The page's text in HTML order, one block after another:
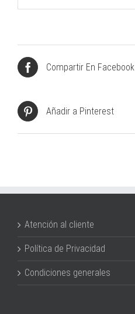
Compartir En Facebook
Añadir a Pinterest
Atención al cliente
Política de Privacidad
Condiciones generales